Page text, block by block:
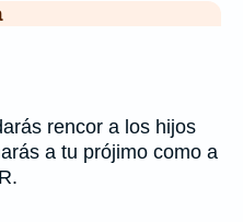
rencor a los hijos
a tu prójimo como a